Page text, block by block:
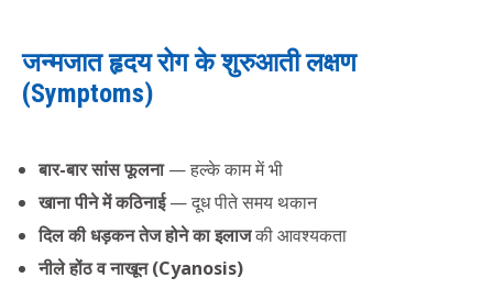
जन्मजात हृदय रोग के शुरुआती लक्षण
(Symptoms)
बार-बार सांस फूलना— हल्के काम में भी
खाना पीने में कठिनाई— दूध पीते समय थकान
दिल की धड़कन तेज होने का इलाजकी आवश्यकता
नीले होंठ व नाखून (Cyanosis)